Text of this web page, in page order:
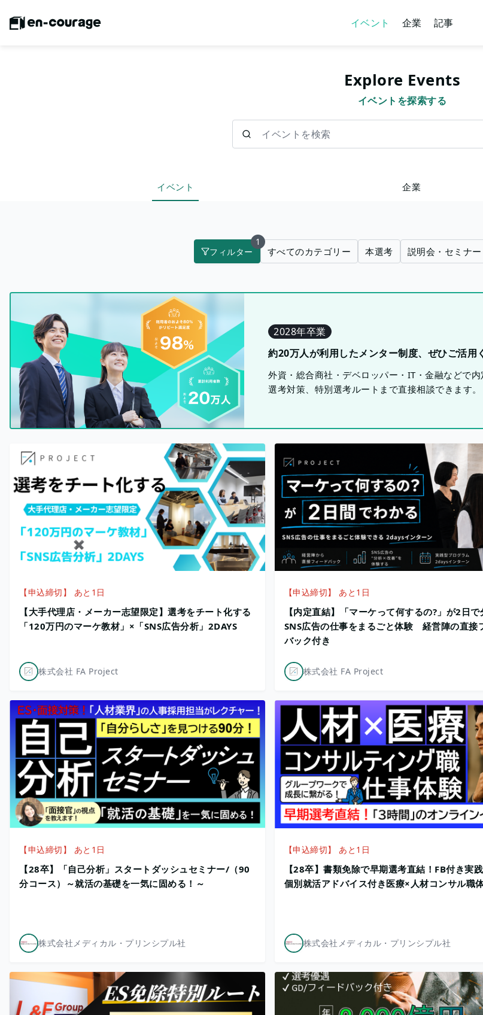
イベント 企業 記事
Explore Events
イベントを探索する
イベント 企業
フィルター
1
すべてのカテゴリー 本選考 説明会・セミナー
2028年卒業
約20万人が利用したメンター制度、ぜひご活用
外資・総合商社・デベロッパー・IT・金融などで
選考対策、特別選考ルートまで直接相談できます。
【申込締切】 あと1日
【大手代理店・メーカー志望限定】選考をチート化する
「120万円のマーケ教材」×「SNS広告分析」2DAYS
株式会社 FA Project
【申込締切】 あと1日
【内定直結】「マーケって何するの?」が2日で
SNS広告の仕事をまるごと体験 経営陣の直接
バック付き
株式会社 FA Project
【申込締切】 あと1日
【28卒】「自己分析」スタートダッシュセミナー/（90
分コース）～就活の基礎を一気に固める！～
株式会社メディカル・プリンシプル社
【申込締切】 あと1日
【28卒】書類免除で早期選考直結！FB付き実
個別就活アドバイス付き医療×人材コンサル職
株式会社メディカル・プリンシプル社